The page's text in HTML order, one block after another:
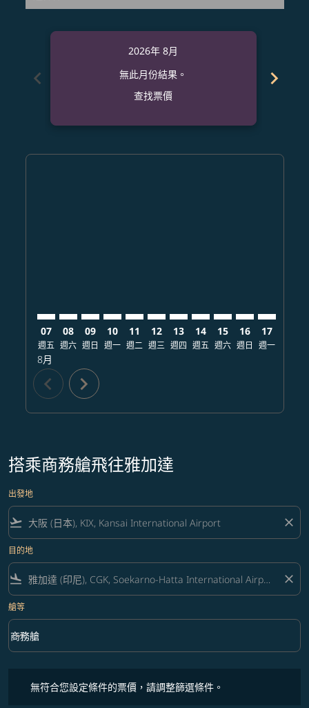
chevron_left
2026年 8月
無此月份結果。
查找票價
chevron_right
07
週五
8月
08
週六
09
週日
10
週一
11
週二
12
週三
13
週四
14
週五
15
週六
16
週日
17
週一
chevron_left chevron_right
搭乘商務艙飛往雅加達
出發地
flight_takeoff close
目的地
flight_land close
艙等
艙等 option 商務艙 Selected
商務艙
keyboard_arrow_down
無符合您設定條件的票價，請調整篩選條件。